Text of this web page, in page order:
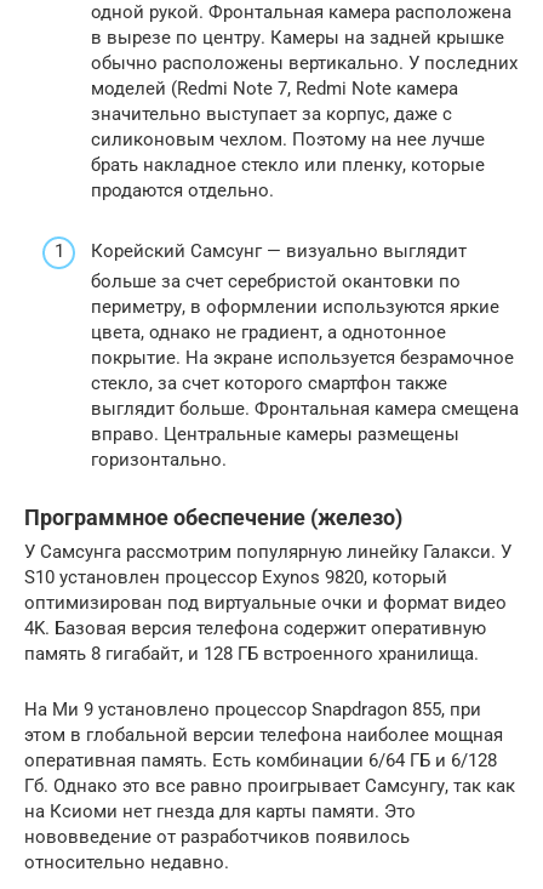
одной рукой. Фронтальная камера расположена
в вырезе по центру. Камеры на задней крышке
обычно расположены вертикально. У последних
моделей (Redmi Note 7, Redmi Note камера
значительно выступает за корпус, даже с
силиконовым чехлом. Поэтому на нее лучше
брать накладное стекло или пленку, которые
продаются отдельно.
Корейский Самсунг — визуально выглядит
больше за счет серебристой окантовки по
периметру, в оформлении используются яркие
цвета, однако не градиент, а однотонное
покрытие. На экране используется безрамочное
стекло, за счет которого смартфон также
выглядит больше. Фронтальная камера смещена
вправо. Центральные камеры размещены
горизонтально.
Программное обеспечение (железо)
У Самсунга рассмотрим популярную линейку Галакси. У
S10 установлен процессор Exynos 9820, который
оптимизирован под виртуальные очки и формат видео
4K. Базовая версия телефона содержит оперативную
память 8 гигабайт, и 128 ГБ встроенного хранилища.
На Ми 9 установлено процессор Snapdragon 855, при
этом в глобальной версии телефона наиболее мощная
оперативная память. Есть комбинации 6/64 ГБ и 6/128
Гб. Однако это все равно проигрывает Самсунгу, так как
на Ксиоми нет гнезда для карты памяти. Это
нововведение от разработчиков появилось
относительно недавно.